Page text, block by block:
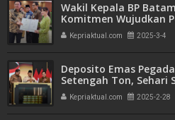
Wakil Kepala BP
Komitmen Wujudkan
Transparan dan
Kepriaktual.com 2025-3-4
Deposito Emas
Setengah Ton, Sehari
Bank Emas
Kepriaktual.com 2025-2-28